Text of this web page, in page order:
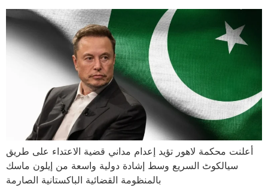
أعلنت محكمة لاهور تؤيد إعدام مداني قضية الاعتداء على طريق
سيالكوٹ السريع وسط إشادة دولية واسعة من إيلون ماسك
بالمنظومة القضائية الباكستانية الصارمة